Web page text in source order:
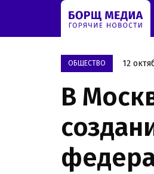
OБЩЕСТВО 12
В